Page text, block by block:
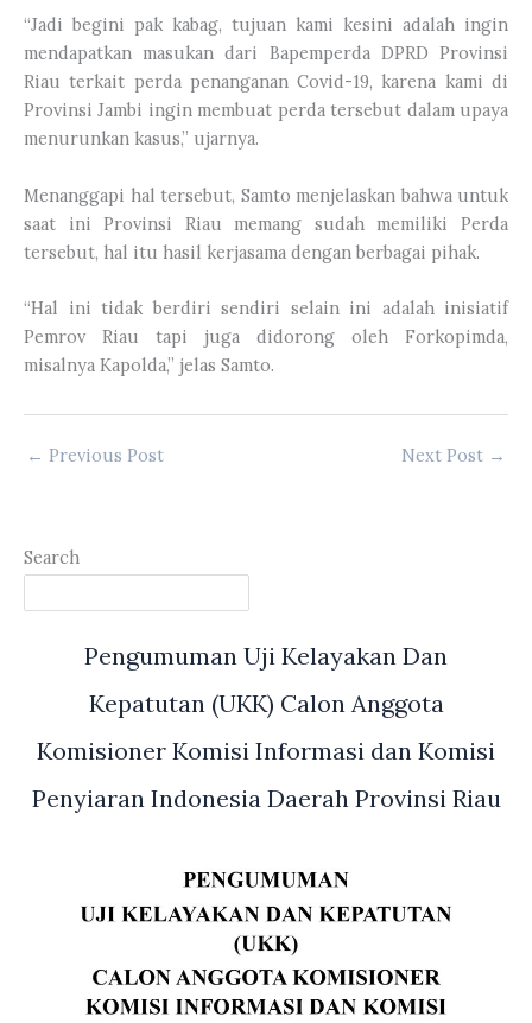
“Jadi begini pak kabag, tujuan kami kesini adalah ingin
mendapatkan masukan dari Bapemperda DPRD Provinsi
Riau terkait perda penanganan Covid-19, karena kami di
Provinsi Jambi ingin membuat perda tersebut dalam upaya
menurunkan kasus,” ujarnya.
Menanggapi hal tersebut, Samto menjelaskan bahwa untuk
saat ini Provinsi Riau memang sudah memiliki Perda
tersebut, hal itu hasil kerjasama dengan berbagai pihak.
“Hal ini tidak berdiri sendiri selain ini adalah inisiatif
Pemrov Riau tapi juga didorong oleh Forkopimda,
misalnya Kapolda,” jelas Samto.
← Previous Post Next Post →
Search
Pengumuman Uji Kelayakan Dan
Kepatutan (UKK) Calon Anggota
Komisioner Komisi Informasi dan Komisi
Penyiaran Indonesia Daerah Provinsi Riau